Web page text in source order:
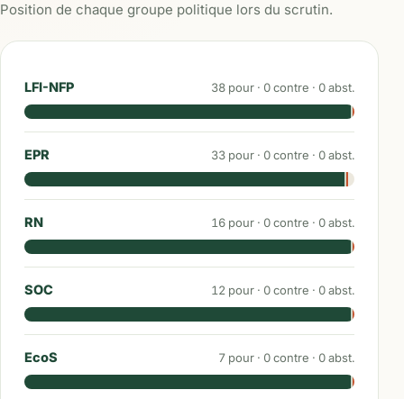
Position de chaque groupe politique lors du scrutin.
LFI-NFP 38 pour · 0contre · 0abst.
EPR 33 pour · 0contre · 0abst.
RN 16 pour · 0contre · 0abst.
SOC 12 pour · 0contre · 0abst.
EcoS 7 pour · 0contre · 0abst.